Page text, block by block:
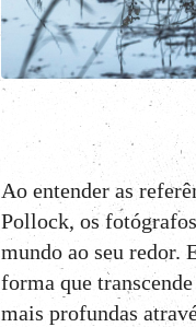
Ao entender as
Pollock, os
mundo ao seu redor.
forma que
mais profundas